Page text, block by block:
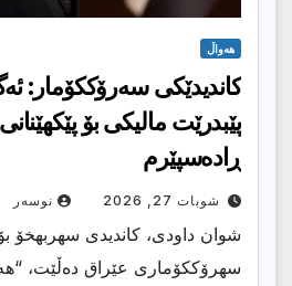
هەواڵ
كاندیدێكى سەرۆککۆمار:
پێبدرێت مالیکی بۆ
ڕادەسپێرم
شوبات 27, 2026 نوسەر
شوان داودی، كاندیدی سهربهخۆ
سهرۆككۆماری عێراق دەڵێت،